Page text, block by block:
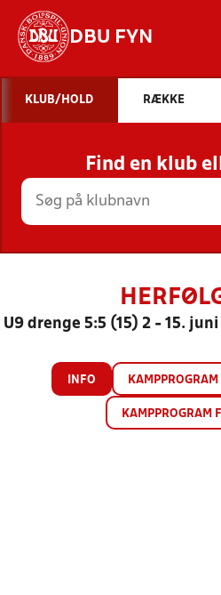
DBU FYN
STILLINGER,
HOLD
KLUB/HOLD RÆKKE
Find en klub
U9 drenge 5:5 (15) 2 - 15.
INFO KAMPPROGRAM
KAMPPROGRAM